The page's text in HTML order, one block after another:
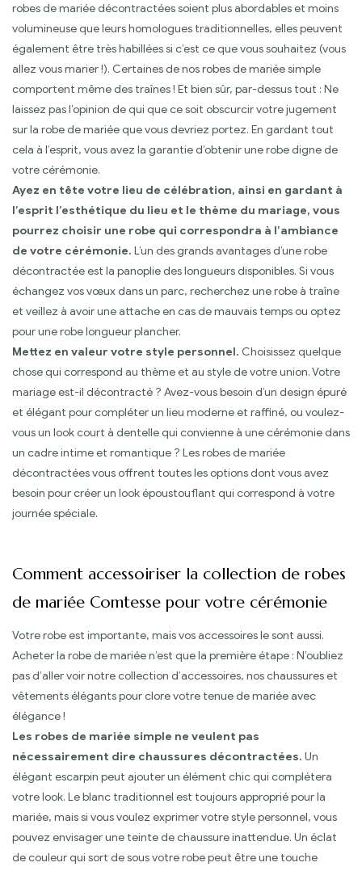
robes de mariée décontractées soient plus abordables et moins
volumineuse que leurs homologues traditionnelles, elles peuvent
également être très habillées si c’est ce que vous souhaitez (vous
allez vous marier !). Certaines de nos robes de mariée simple
comportent même des traînes ! Et bien sûr, par-dessus tout : Ne
laissez pas l’opinion de qui que ce soit obscurcir votre jugement
sur la robe de mariée que vous devriez portez. En gardant tout
cela à l’esprit, vous avez la garantie d’obtenir une robe digne de
votre cérémonie.
Ayez en tête votre lieu de célébration, ainsi en gardant à
l’esprit l’esthétique du lieu et le thème du mariage, vous
pourrez choisir une robe qui correspondra à l’ambiance
de votre cérémonie. L’un des grands avantages d’une robe
décontractée est la panoplie des longueurs disponibles. Si vous
échangez vos vœux dans un parc, recherchez une robe à traîne
et veillez à avoir une attache en cas de mauvais temps ou optez
pour une robe longueur plancher.
Mettez en valeur votre style personnel. Choisissez quelque
chose qui correspond au thème et au style de votre union. Votre
mariage est-il décontracté ? Avez-vous besoin d’un design épuré
et élégant pour compléter un lieu moderne et raffiné, ou voulez-
vous un look court à dentelle qui convienne à une cérémonie dans
un cadre intime et romantique ? Les robes de mariée
décontractées vous offrent toutes les options dont vous avez
besoin pour créer un look époustouflant qui correspond à votre
journée spéciale.
Comment accessoiriser la collection de robes
de mariée Comtesse pour votre cérémonie
Votre robe est importante, mais vos accessoires le sont aussi.
Acheter la robe de mariée n’est que la première étape : N’oubliez
pas d’aller voir notre collection d’accessoires, nos chaussures et
vêtements élégants pour clore votre tenue de mariée avec
élégance !
Les robes de mariée simple ne veulent pas
nécessairement dire chaussures décontractées. Un
élégant escarpin peut ajouter un élément chic qui complétera
votre look. Le blanc traditionnel est toujours approprié pour la
mariée, mais si vous voulez exprimer votre style personnel, vous
pouvez envisager une teinte de chaussure inattendue. Un éclat
de couleur qui sort de sous votre robe peut être une touche